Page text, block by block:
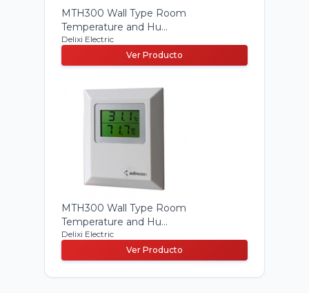
MTH300 Wall Type Room
Temperature and Hu...
Delixi Electric
Ver Producto
MTH300 Wall Type Room
Temperature and Hu...
Delixi Electric
Ver Producto